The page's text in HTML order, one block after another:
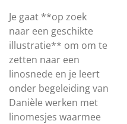
Je gaat **op zoek
naar een geschikte
illustratie** om om te
zetten naar een
linosnede en je leert
onder begeleiding van
Danièle werken met
linomesjes waarmee